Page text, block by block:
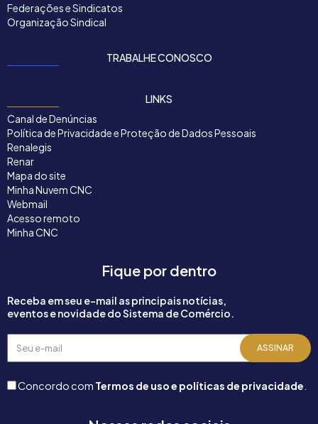
Federações e Sindicatos
Organização Sindical
TRABALHE CONOSCO
LINKS
Canal de Denúncias
Política de Privacidade e Proteção de Dados Pessoais
Renalegis
Renar
Mapa do site
Minha Nuvem CNC
Webmail
Acesso remoto
Minha CNC
Fique por dentro
Receba em seu e-mail as principais notícias,
eventos e novidade do Sistema de Comércio.
Seu
e-
ASSINAR
Concordo com Termos de uso e políticas de privacidade